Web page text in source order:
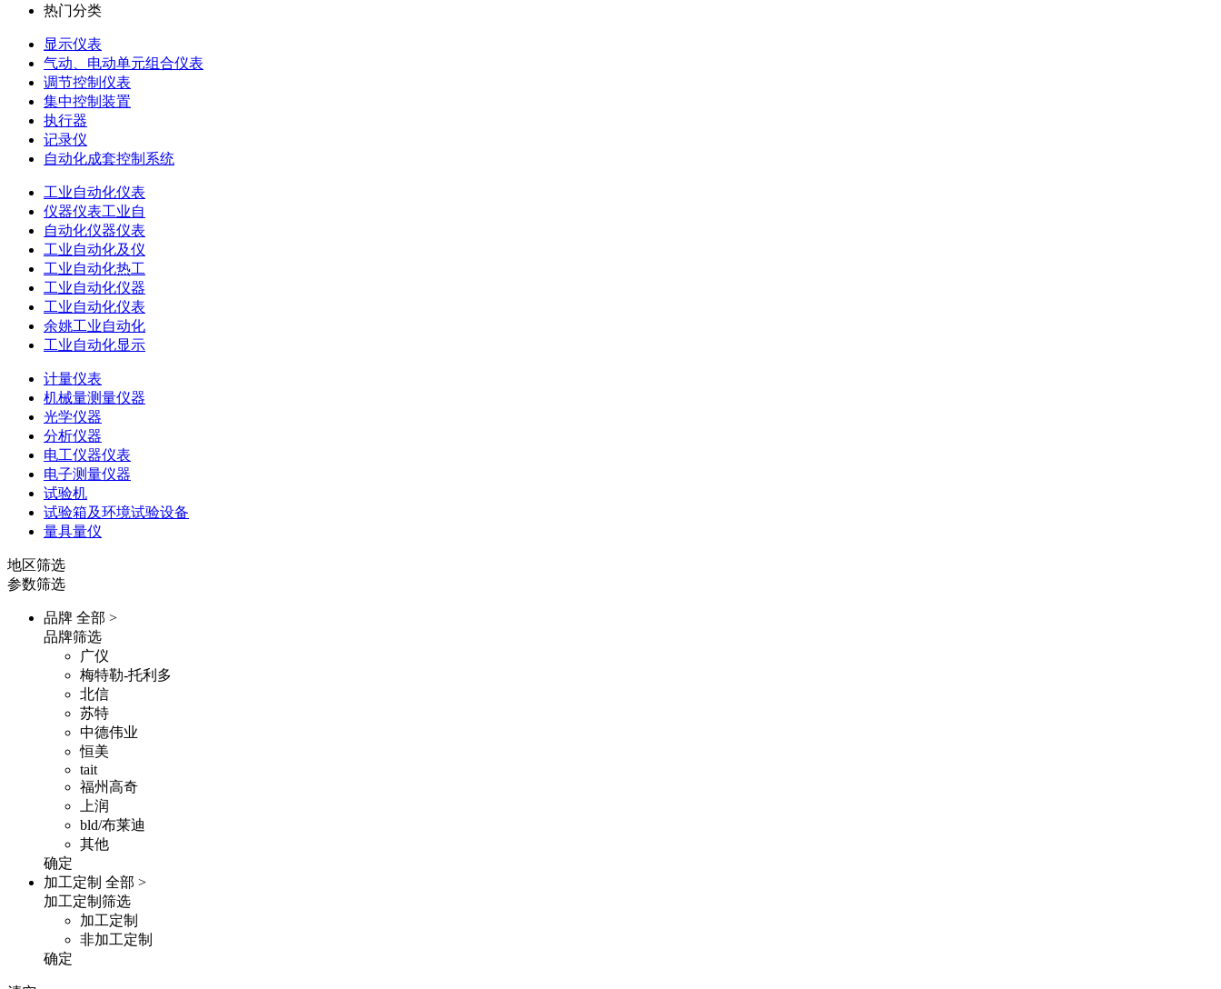
热门分类
显示仪表
气动、电动单元组合仪表
调节控制仪表
集中控制装置
执行器
记录仪
自动化成套控制系统
工业自动化仪表
仪器仪表工业自
自动化仪器仪表
工业自动化及仪
工业自动化热工
工业自动化仪器
工业自动化仪表
余姚工业自动化
工业自动化显示
计量仪表
机械量测量仪器
光学仪器
分析仪器
电工仪器仪表
电子测量仪器
试验机
试验箱及环境试验设备
量具量仪
地区筛选
参数筛选
品牌 全部 >
品牌筛选
广仪
梅特勒-托利多
北信
苏特
中德伟业
恒美
tait
福州高奇
上润
bld/布莱迪
其他
确定
加工定制 全部 >
加工定制筛选
加工定制
非加工定制
确定